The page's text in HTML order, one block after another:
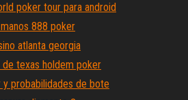
poker tour para android
888 poker
atlanta georgia
texas holdem poker
y probabilidades de bote